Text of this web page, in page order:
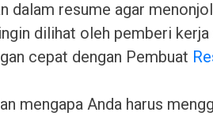
dalam resume agar
dilihat oleh pemberi
cepat dengan Pembuat
mengapa Anda harus